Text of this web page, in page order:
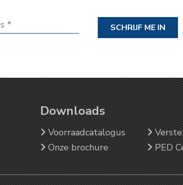
SCHRIJF ME IN
Downloads
Voorraadcatalogus
Onze brochure
PED